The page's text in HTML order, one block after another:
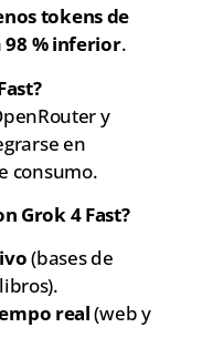
tokens de
98 % inferior.
y
en
consumo.
Grok 4 Fast?
(bases de
real(web y